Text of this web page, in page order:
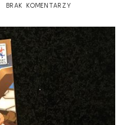
BRAK KOMENTARZY